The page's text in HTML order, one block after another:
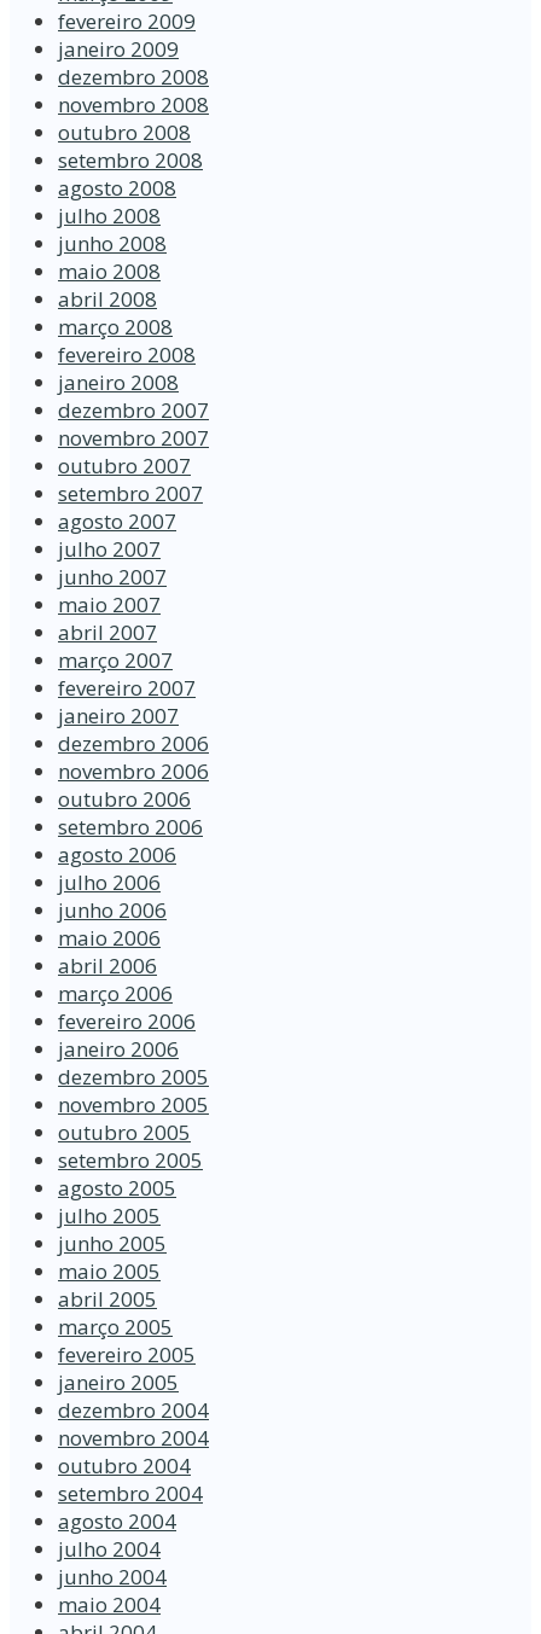
fevereiro 2009
janeiro 2009
dezembro 2008
novembro 2008
outubro 2008
setembro 2008
agosto 2008
julho 2008
junho 2008
maio 2008
abril 2008
março 2008
fevereiro 2008
janeiro 2008
dezembro 2007
novembro 2007
outubro 2007
setembro 2007
agosto 2007
julho 2007
junho 2007
maio 2007
abril 2007
março 2007
fevereiro 2007
janeiro 2007
dezembro 2006
novembro 2006
outubro 2006
setembro 2006
agosto 2006
julho 2006
junho 2006
maio 2006
abril 2006
março 2006
fevereiro 2006
janeiro 2006
dezembro 2005
novembro 2005
outubro 2005
setembro 2005
agosto 2005
julho 2005
junho 2005
maio 2005
abril 2005
março 2005
fevereiro 2005
janeiro 2005
dezembro 2004
novembro 2004
outubro 2004
setembro 2004
agosto 2004
julho 2004
junho 2004
maio 2004